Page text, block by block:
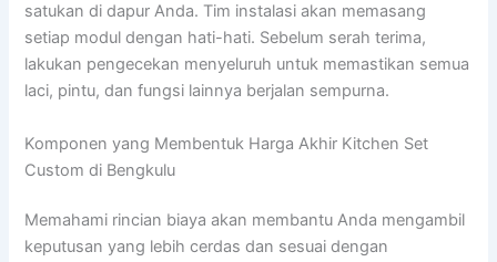
satukan di dapur Anda. Tim instalasi akan memasang
setiap modul dengan hati-hati. Sebelum serah terima,
lakukan pengecekan menyeluruh untuk memastikan semua
laci, pintu, dan fungsi lainnya berjalan sempurna.
Komponen yang Membentuk Harga Akhir Kitchen Set
Custom di Bengkulu
Memahami rincian biaya akan membantu Anda mengambil
keputusan yang lebih cerdas dan sesuai dengan